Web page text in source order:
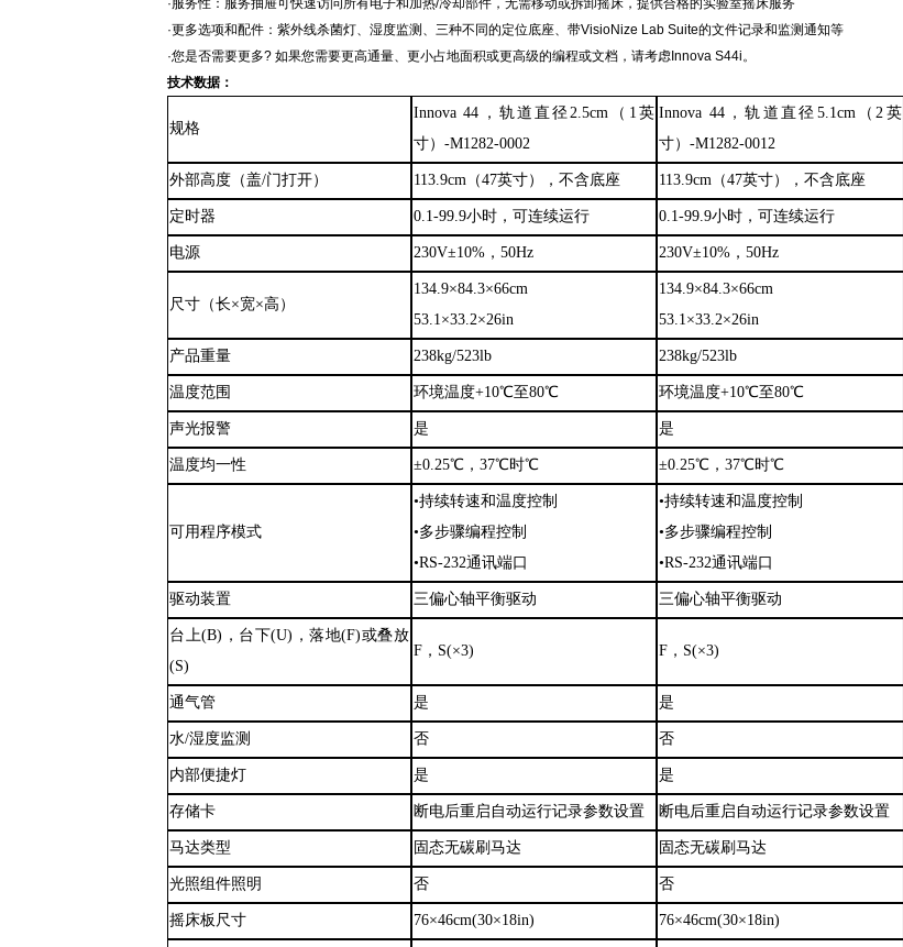
·服务性：服务抽屉可快速访问所有电子和加热/冷却部件，无需移动或拆卸摇床，提供合格的实验室摇床服务
·更多选项和配件：紫外线杀菌灯、湿度监测、三种不同的定位底座、带VisioNize Lab Suite的文件记录和监测通知等
·您是否需要更多? 如果您需要更高通量、更小占地面积或更高级的编程或文档，请考虑Innova S44i。
技术数据：
规格
Innova 44，轨道直径2.5cm（1英
寸）-M1282-0002
Innova 44，轨道直径5.1cm（2英
寸）-M1282-0012
外部高度（盖/门打开） 113.9cm（47英寸），不含底座 113.9cm（47英寸），不含底座
定时器 0.1-99.9小时，可连续运行 0.1-99.9小时，可连续运行
电源 230V±10%，50Hz 230V±10%，50Hz
尺寸（长×宽×高）
134.9×84.3×66cm
53.1×33.2×26in
134.9×84.3×66cm
53.1×33.2×26in
产品重量 238kg/523lb 238kg/523lb
温度范围 环境温度+10℃至80℃ 环境温度+10℃至80℃
声光报警 是 是
温度均一性 ±0.25℃，37℃时℃ ±0.25℃，37℃时℃
可用程序模式
•持续转速和温度控制
•多步骤编程控制
•RS-232通讯端口
•持续转速和温度控制
•多步骤编程控制
•RS-232通讯端口
驱动装置 三偏心轴平衡驱动 三偏心轴平衡驱动
台上(B)，台下(U)，落地(F)或叠放
(S)
F，S(×3) F，S(×3)
通气管 是 是
水/湿度监测 否 否
内部便捷灯 是 是
存储卡 断电后重启自动运行记录参数设置 断电后重启自动运行记录参数设置
马达类型 固态无碳刷马达 固态无碳刷马达
光照组件照明 否 否
摇床板尺寸 76×46cm(30×18in) 76×46cm(30×18in)